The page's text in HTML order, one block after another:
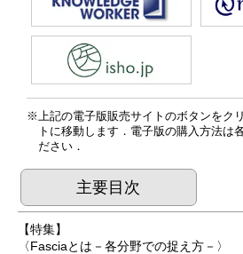
上記の電子版販売サイトのボタンをク
トに移動します．電子版の購入方法は
ださい．
主要目次
【特集】
〈Fasciaとは－各分野での捉え方－〉